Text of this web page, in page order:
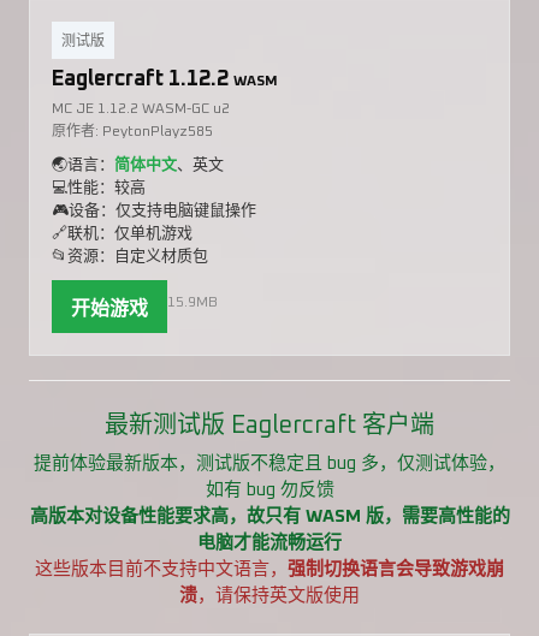
测试版
Eaglercraft 1.12.2 WASM
MC JE 1.12.2 WASM-GC u2
原作者: PeytonPlayz585
🌏语言： 简体中文、英文
💻性能：较高
🎮设备：仅支持电脑键鼠操作
🔗联机：仅单机游戏
📂资源：自定义材质包
开始游戏 15.9MB
最新测试版 Eaglercraft 客户端
提前体验最新版本，测试版不稳定且 bug 多，仅测试体验，
如有 bug 勿反馈
高版本对设备性能要求高，故只有 WASM 版，需要高性能的
电脑才能流畅运行
这些版本目前不支持中文语言， 强制切换语言会导致游戏崩
溃，请保持英文版使用